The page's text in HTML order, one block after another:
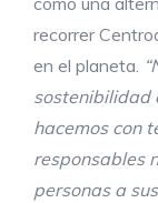
recorrer
en el planeta.
sostenibilidad
hacemos con
responsables
personas a